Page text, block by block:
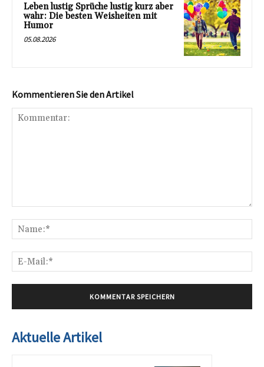
Leben lustig Sprüche lustig kurz aber
wahr: Die besten Weisheiten mit
Humor
05.08.2026
Kommentieren Sie den Artikel
Aktuelle Artikel